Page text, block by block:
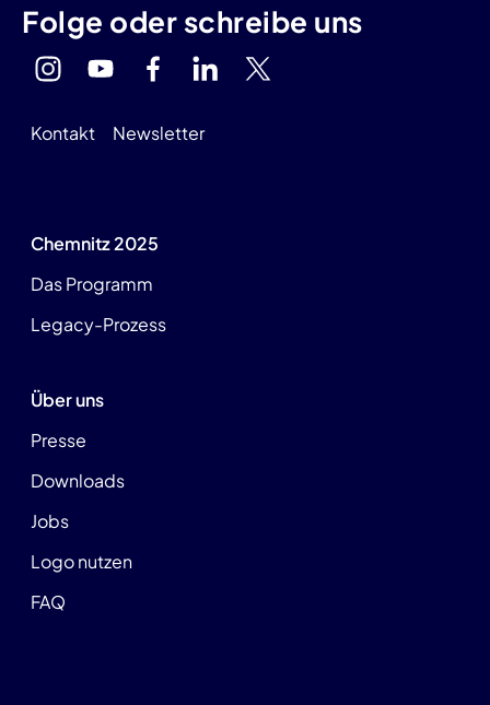
Folge oder schreibe uns
Kontakt Newsletter
Chemnitz 2025
Das Programm
Legacy-Prozess
Über uns
Presse
Downloads
Jobs
Logo nutzen
FAQ